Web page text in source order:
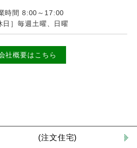
時間 8:00～17:00
日］毎週土曜、日曜
社概要はこちら
(注文住宅)